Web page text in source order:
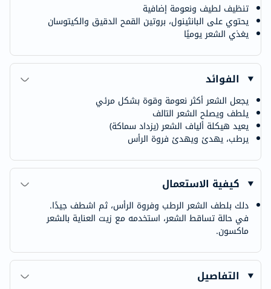
تنظيف لطيف ونعومة إضافية
يحتوي على البانثينول، بروتين القمح الدقيق والكيتوسان
يغذي الشعر يوميًا
الفوائد
يجعل الشعر أكثر نعومة وقوة بشكل مرئي
يلطف ويصلح الشعر التالف
يعيد هيكلة ألياف الشعر (يزداد سماكة)
يرطب، يهدئ ويهدئ فروة الرأس
كيفية الاستعمال
دلك بلطف الشعر الرطب وفروة الرأس، ثم اشطف جيدًا.
في حالة تساقط الشعر، استخدمه مع زيت العناية بالشعر
ماكسون.
التفاصيل